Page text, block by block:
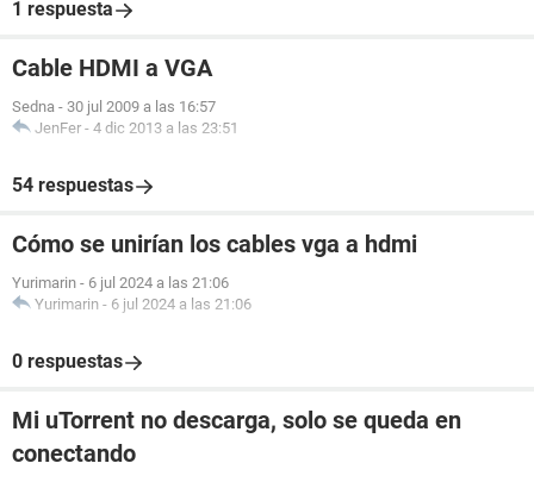
1 respuesta
Cable HDMI a VGA
Sedna - 30 jul 2009 a las 16:57
JenFer - 4 dic 2013 a las 23:51
54 respuestas
Cómo se unirían los cables vga a hdmi
Yurimarin - 6 jul 2024 a las 21:06
Yurimarin - 6 jul 2024 a las 21:06
0 respuestas
Mi uTorrent no descarga, solo se queda en
conectando